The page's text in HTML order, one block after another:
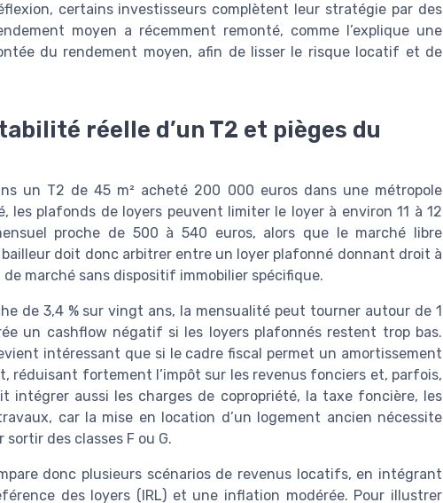
certains investisseurs complètent leur stratégie par des
moyen a récemment remonté, comme l’explique une
du rendement moyen, afin de lisser le risque locatif et de
réelle d’un T2 et pièges du
un T2 de 45 m² acheté 200 000 euros dans une métropole
les plafonds de loyers peuvent limiter le loyer à environ 11 à 12
proche de 500 à 540 euros, alors que le marché libre
doit donc arbitrer entre un loyer plafonné donnant droit à
marché sans dispositif immobilier spécifique.
de 3,4 % sur vingt ans, la mensualité peut tourner autour de 1
un cashflow négatif si les loyers plafonnés restent trop bas.
intéressant que si le cadre fiscal permet un amortissement
fortement l’impôt sur les revenus fonciers et, parfois,
intégrer aussi les charges de copropriété, la taxe foncière, les
car la mise en location d’un logement ancien nécessite
des classes F ou G.
donc plusieurs scénarios de revenus locatifs, en intégrant
des loyers (IRL) et une inflation modérée. Pour illustrer